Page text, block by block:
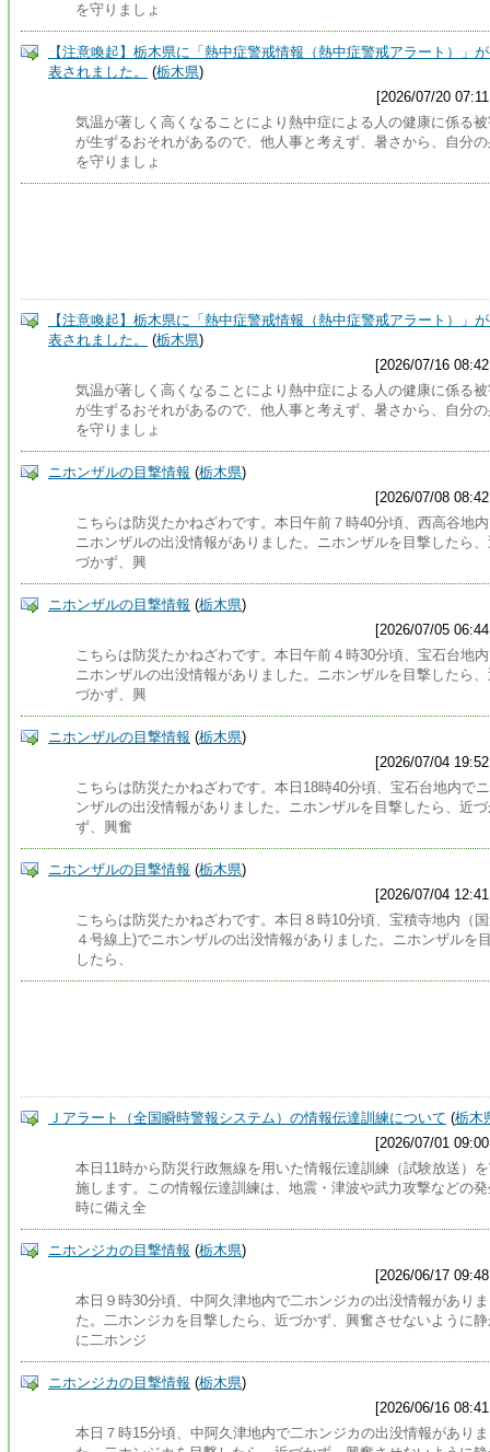
を守りましょ
【注意喚起】栃木県に「熱中症警戒情報（熱中症警戒アラート）」
表されました。
(栃木県)
[2026/07/20
気温が著しく高くなることにより熱中症による人の健康に係る
が生ずるおそれがあるので、他人事と考えず、暑さから、自分
を守りましょ
【注意喚起】栃木県に「熱中症警戒情報（熱中症警戒アラート）」
表されました。
(栃木県)
[2026/07/16
気温が著しく高くなることにより熱中症による人の健康に係る
が生ずるおそれがあるので、他人事と考えず、暑さから、自分
を守りましょ
ニホンザルの目撃情報 (栃木県)
[2026/07/08
こちらは防災たかねざわです。本日午前７時40分頃、西高谷地
ニホンザルの出没情報がありました。ニホンザルを目撃したら
づかず、興
ニホンザルの目撃情報 (栃木県)
[2026/07/05
こちらは防災たかねざわです。本日午前４時30分頃、宝石台地
ニホンザルの出没情報がありました。ニホンザルを目撃したら
づかず、興
ニホンザルの目撃情報 (栃木県)
[2026/07/04
こちらは防災たかねざわです。本日18時40分頃、宝石台地内で
ンザルの出没情報がありました。ニホンザルを目撃したら、近
ず、興奮
ニホンザルの目撃情報 (栃木県)
[2026/07/04
こちらは防災たかねざわです。本日８時10分頃、宝積寺地内（
４号線上)でニホンザルの出没情報がありました。ニホンザルを
したら、
Ｊアラート（全国瞬時警報システム）の情報伝達訓練について (栃木
[2026/07/01
本日11時から防災行政無線を用いた情報伝達訓練（試験放送）
施します。この情報伝達訓練は、地震・津波や武力攻撃などの
時に備え全
ニホンジカの目撃情報 (栃木県)
[2026/06/17
本日９時30分頃、中阿久津地内で二ホンジカの出没情報があり
た。二ホンジカを目撃したら、近づかず、興奮させないように
に二ホンジ
ニホンジカの目撃情報 (栃木県)
[2026/06/16
本日７時15分頃、中阿久津地内で二ホンジカの出没情報があり